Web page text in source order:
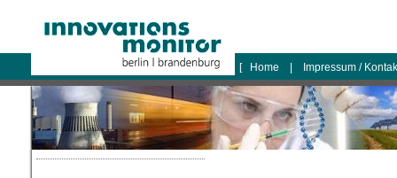
logo
[ Home Impressum /